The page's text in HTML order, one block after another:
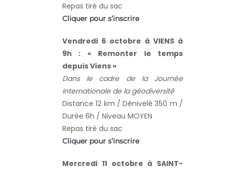
Repas tiré du sac
Cliquer pour s’inscrire
Vendredi 6 octobre à VIENS à
9h : « Remonter le temps
depuis Viens »
Dans le cadre de la Journée
internationale de la géodiversité
Distance 12 km / Dénivelé 350 m /
Durée 6h / Niveau MOYEN
Repas tiré du sac
Cliquer pour s’inscrire
Mercredi 11 octobre à SAINT-